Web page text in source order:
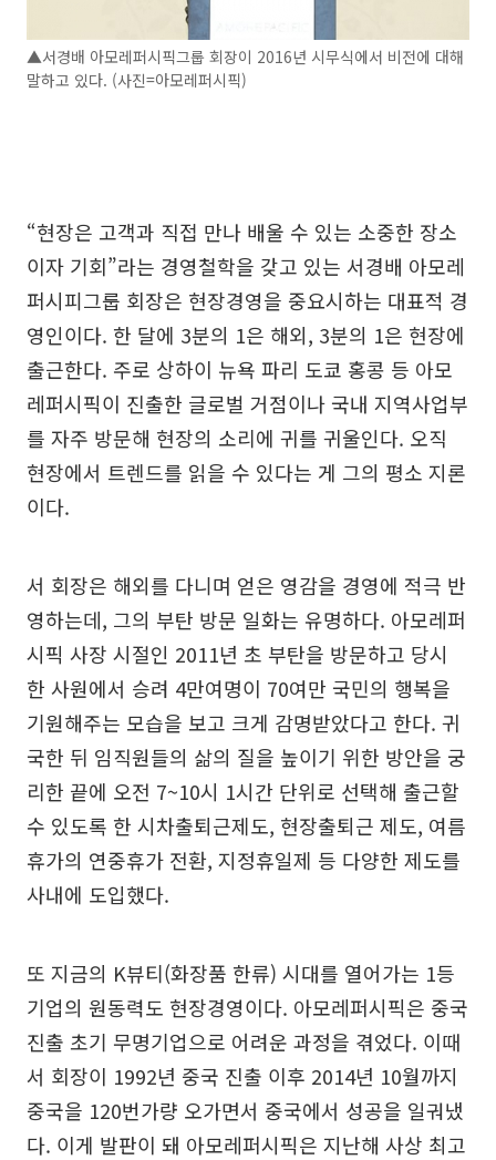
▲서경배 아모레퍼시픽그룹 회장이 2016년 시무식에서 비전에 대해
말하고 있다. (사진=아모레퍼시픽)
“현장은 고객과 직접 만나 배울 수 있는 소중한 장소
이자 기회”라는 경영철학을 갖고 있는 서경배 아모레
퍼시피그룹 회장은 현장경영을 중요시하는 대표적 경
영인이다. 한 달에 3분의 1은 해외, 3분의 1은 현장에
출근한다. 주로 상하이 뉴욕 파리 도쿄 홍콩 등 아모
레퍼시픽이 진출한 글로벌 거점이나 국내 지역사업부
를 자주 방문해 현장의 소리에 귀를 귀울인다. 오직
현장에서 트렌드를 읽을 수 있다는 게 그의 평소 지론
이다.
서 회장은 해외를 다니며 얻은 영감을 경영에 적극 반
영하는데, 그의 부탄 방문 일화는 유명하다. 아모레퍼
시픽 사장 시절인 2011년 초 부탄을 방문하고 당시
한 사원에서 승려 4만여명이 70여만 국민의 행복을
기원해주는 모습을 보고 크게 감명받았다고 한다. 귀
국한 뒤 임직원들의 삶의 질을 높이기 위한 방안을 궁
리한 끝에 오전 7~10시 1시간 단위로 선택해 출근할
수 있도록 한 시차출퇴근제도, 현장출퇴근 제도, 여름
휴가의 연중휴가 전환, 지정휴일제 등 다양한 제도를
사내에 도입했다.
또 지금의 K뷰티(화장품 한류) 시대를 열어가는 1등
기업의 원동력도 현장경영이다. 아모레퍼시픽은 중국
진출 초기 무명기업으로 어려운 과정을 겪었다. 이때
서 회장이 1992년 중국 진출 이후 2014년 10월까지
중국을 120번가량 오가면서 중국에서 성공을 일궈냈
다. 이게 발판이 돼 아모레퍼시픽은 지난해 사상 최고